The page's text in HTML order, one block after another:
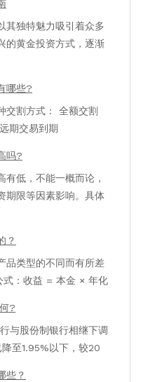
其独特魅力吸引着众多
的黄金投资方式，逐渐
哪些?
交割方式： 全额交割
期交易到期
吗?
低，不能一概而论，
期限等因素影响。具体
？
品类型的不同而有所差
式：收益 = 本金 × 年化
?
与股份制银行相继下调
至1.95%以下，较20
些？